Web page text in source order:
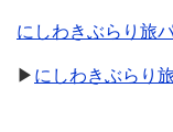
にしわきぶらり旅
▶にしわきぶらり